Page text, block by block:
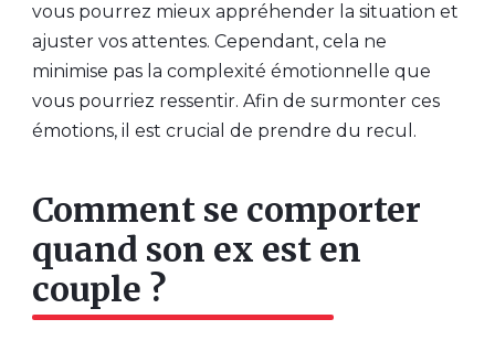
vous pourrez mieux appréhender la situation et
ajuster vos attentes. Cependant, cela ne
minimise pas la complexité émotionnelle que
vous pourriez ressentir. Afin de surmonter ces
émotions, il est crucial de prendre du recul.
Comment se comporter
quand son ex est en
couple ?